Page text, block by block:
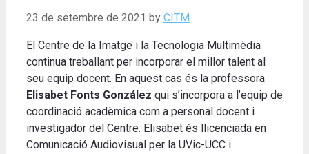
23 de setembre de 2021 by CITM
El Centre de la Imatge i la Tecnologia Multimèdia
continua treballant per incorporar el millor talent al
seu equip docent. En aquest cas és la professora
Elisabet Fonts González qui s’incorpora a l’equip de
coordinació acadèmica com a personal docent i
investigador del Centre. Elisabet és llicenciada en
Comunicació Audiovisual per la UVic-UCC i